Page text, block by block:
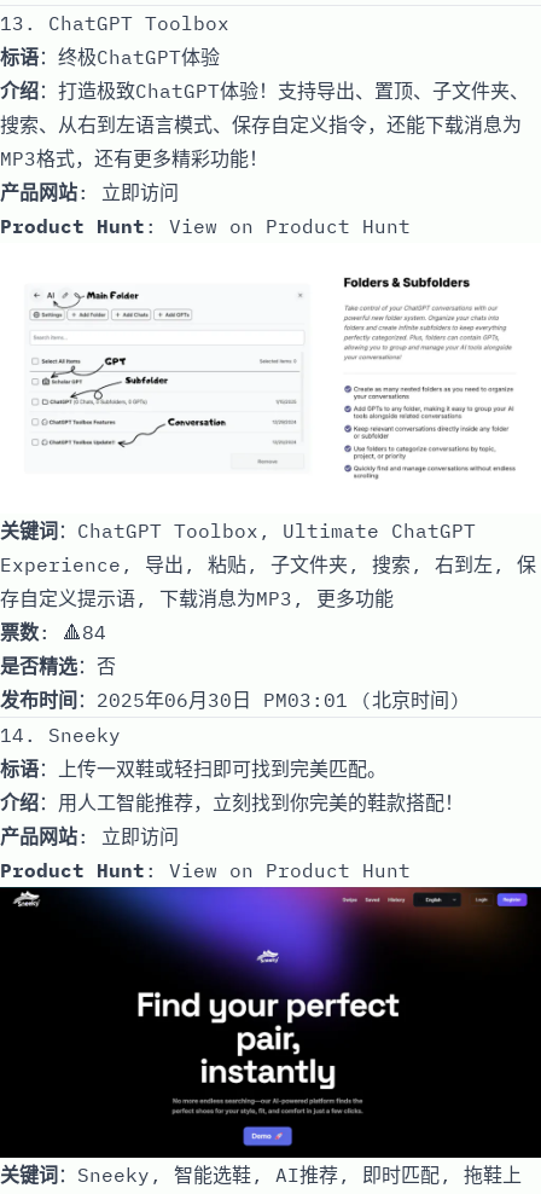
13. ChatGPT Toolbox
标语：终极ChatGPT体验
介绍：打造极致ChatGPT体验！支持导出、置顶、子文件夹、
搜索、从右到左语言模式、保存自定义指令，还能下载消息为
MP3格式，还有更多精彩功能！
产品网站: 立即访问
Product Hunt : View on Product Hunt
关键词：ChatGPT Toolbox, Ultimate ChatGPT
Experience, 导出, 粘贴, 子文件夹, 搜索, 右到左, 保
存自定义提示语, 下载消息为MP3, 更多功能
票数: 🔺84
是否精选：否
发布时间 ：2025年06月30日 PM03:01 (北京时间)
14. Sneeky
标语：上传一双鞋或轻扫即可找到完美匹配。
介绍：用人工智能推荐，立刻找到你完美的鞋款搭配！
产品网站: 立即访问
Product Hunt : View on Product Hunt
关键词：Sneeky, 智能选鞋, AI推荐, 即时匹配, 拖鞋上